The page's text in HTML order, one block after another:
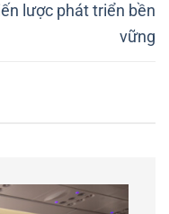
lược phát triển bền
vững